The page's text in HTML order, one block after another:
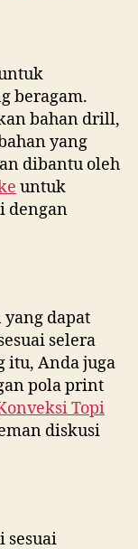
beragam.
bahan drill,
yang
dibantu oleh
untuk
dengan
dapat
selera
itu, Anda juga
pola print
Topi
diskusi
sesuai